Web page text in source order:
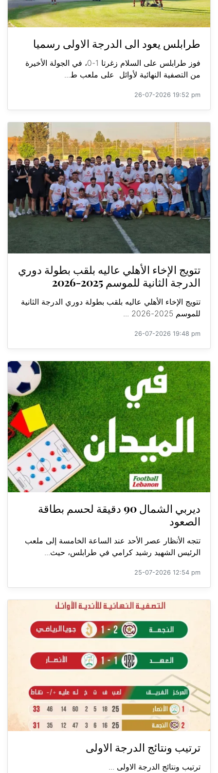
طرابلس يعود الى الدرجة الاولى رسميا
فوز طرابلس على السلام زغرتا 1-0، في الجولة الأخيرة
من التصفية النهائية لأوائل على ملعب ط...
26-07-2026 19:52 pm
تتويج الإخاء الأهلي عاليه بلقب بطولة دوري
الدرجة الثانية للموسم 2025-2026
تتويج الإخاء الأهلي عاليه بلقب بطولة دوري الدرجة الثانية
للموسم 2025-2026 ...
26-07-2026 19:48 pm
ديربي الشمال 90 دقيقة لحسم بطاقة
الصعود
تتجه الأنظار عصر الأحد عند الساعة الخامسة إلى ملعب
الرئيس الشهيد رشيد كرامي في طرابلس، حيث...
25-07-2026 12:54 pm
ترتيب ونتائج الدرجة الاولى
ترتيب ونتائج الدرجة الاولى ...